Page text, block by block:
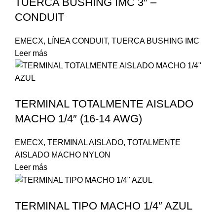
CONDUIT
EMECX, LÍNEA CONDUIT, TUERCA BUSHING IMC
Leer más
TERMINAL TOTALMENTE AISLADO
MACHO 1/4″ (16-14 AWG)
EMECX, TERMINAL AISLADO, TOTALMENTE
AISLADO MACHO NYLON
Leer más
TERMINAL TIPO MACHO 1/4″ AZUL